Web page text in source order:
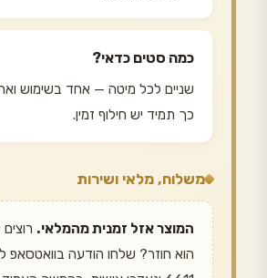
כמה סטים כדאי?
שניים לכל מיטה — אחד בשימוש
כך תמיד יש חילוף זמין.
משלוח, מלאי ושירות
המוצר אזל זמנית מהמלאי.